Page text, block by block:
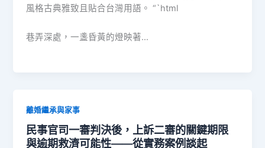
風格古典雅致且貼合台灣用語。 “`html
巷弄深處，一盞昏黃的燈映著…
離婚繼承與家事
民事官司一審判決後，上訴二審的關鍵期限
與逾期救濟可能性——從實務案例談起